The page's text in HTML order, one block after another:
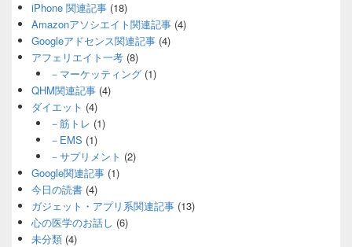
iPhone 関連記事 (18)
Amazonアソシエイト関連記事 (4)
Googleアドセンス関連記事 (4)
アフェリエイト一考 (8)
－マーケッティング(1)
QHM関連記事 (4)
ダイエット (4)
－筋トレ (1)
－EMS (1)
－サプリメント (2)
Google関連記事 (1)
今日の読書 (4)
ガジェット・アプリ系関連記事 (13)
心の医学のお話し (6)
未分類 (4)